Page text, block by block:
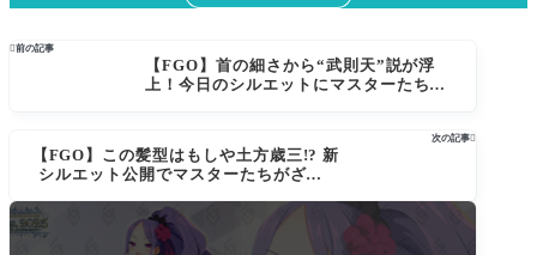
前の記事
【FGO】首の細さから“武則天”説が浮
上！今日のシルエットにマスターたち騒
次の記事
【FGO】この髪型はもしや土方歳三!? 新
シルエット公開でマスターたちがざわつ